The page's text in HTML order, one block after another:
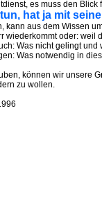
es muss den Blick
hat ja mit
kann aus dem Wissen
wiederkommt oder: weil
Was nicht gelingt
Was notwendig in
können wir unsere
zu wollen.